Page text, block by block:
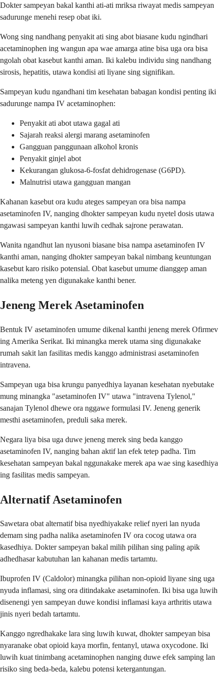
Dokter sampeyan bakal kanthi ati-ati mriksa riwayat medis sampeyan
sadurunge menehi resep obat iki.
Wong sing nandhang penyakit ati sing abot biasane kudu ngindhari
acetaminophen ing wangun apa wae amarga atine bisa uga ora bisa
ngolah obat kasebut kanthi aman. Iki kalebu individu sing nandhang
sirosis, hepatitis, utawa kondisi ati liyane sing signifikan.
Sampeyan kudu ngandhani tim kesehatan babagan kondisi penting iki
sadurunge nampa IV acetaminophen:
Penyakit ati abot utawa gagal ati
Sajarah reaksi alergi marang asetaminofen
Gangguan panggunaan alkohol kronis
Penyakit ginjel abot
Kekurangan glukosa-6-fosfat dehidrogenase (G6PD).
Malnutrisi utawa gangguan mangan
Kahanan kasebut ora kudu ateges sampeyan ora bisa nampa
asetaminofen IV, nanging dhokter sampeyan kudu nyetel dosis utawa
ngawasi sampeyan kanthi luwih cedhak sajrone perawatan.
Wanita ngandhut lan nyusoni biasane bisa nampa asetaminofen IV
kanthi aman, nanging dhokter sampeyan bakal nimbang keuntungan
kasebut karo risiko potensial. Obat kasebut umume dianggep aman
nalika meteng yen digunakake kanthi bener.
Jeneng Merek Asetaminofen
Bentuk IV asetaminofen umume dikenal kanthi jeneng merek Ofirmev
ing Amerika Serikat. Iki minangka merek utama sing digunakake
rumah sakit lan fasilitas medis kanggo administrasi asetaminofen
intravena.
Sampeyan uga bisa krungu panyedhiya layanan kesehatan nyebutake
mung minangka "asetaminofen IV" utawa "intravena Tylenol,"
sanajan Tylenol dhewe ora nggawe formulasi IV. Jeneng generik
mesthi asetaminofen, preduli saka merek.
Negara liya bisa uga duwe jeneng merek sing beda kanggo
asetaminofen IV, nanging bahan aktif lan efek tetep padha. Tim
kesehatan sampeyan bakal nggunakake merek apa wae sing kasedhiya
ing fasilitas medis sampeyan.
Alternatif Asetaminofen
Sawetara obat alternatif bisa nyedhiyakake relief nyeri lan nyuda
demam sing padha nalika asetaminofen IV ora cocog utawa ora
kasedhiya. Dokter sampeyan bakal milih pilihan sing paling apik
adhedhasar kabutuhan lan kahanan medis tartamtu.
Ibuprofen IV (Caldolor) minangka pilihan non-opioid liyane sing uga
nyuda inflamasi, sing ora ditindakake asetaminofen. Iki bisa uga luwih
disenengi yen sampeyan duwe kondisi inflamasi kaya arthritis utawa
jinis nyeri bedah tartamtu.
Kanggo ngredhakake lara sing luwih kuwat, dhokter sampeyan bisa
nyaranake obat opioid kaya morfin, fentanyl, utawa oxycodone. Iki
luwih kuat tinimbang acetaminophen nanging duwe efek samping lan
risiko sing beda-beda, kalebu potensi ketergantungan.